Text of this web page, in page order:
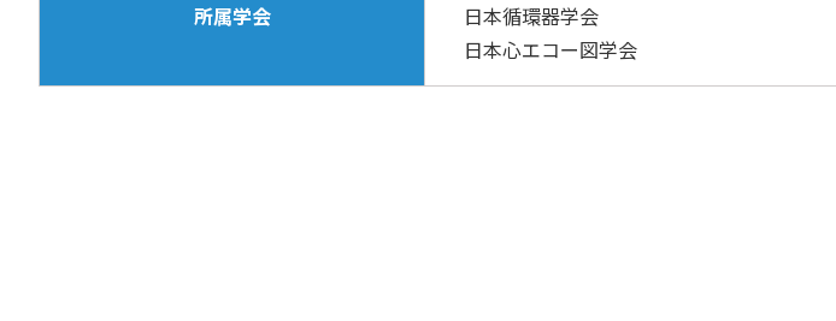
所属学会
日本循環器学会
日本心エコー図学会